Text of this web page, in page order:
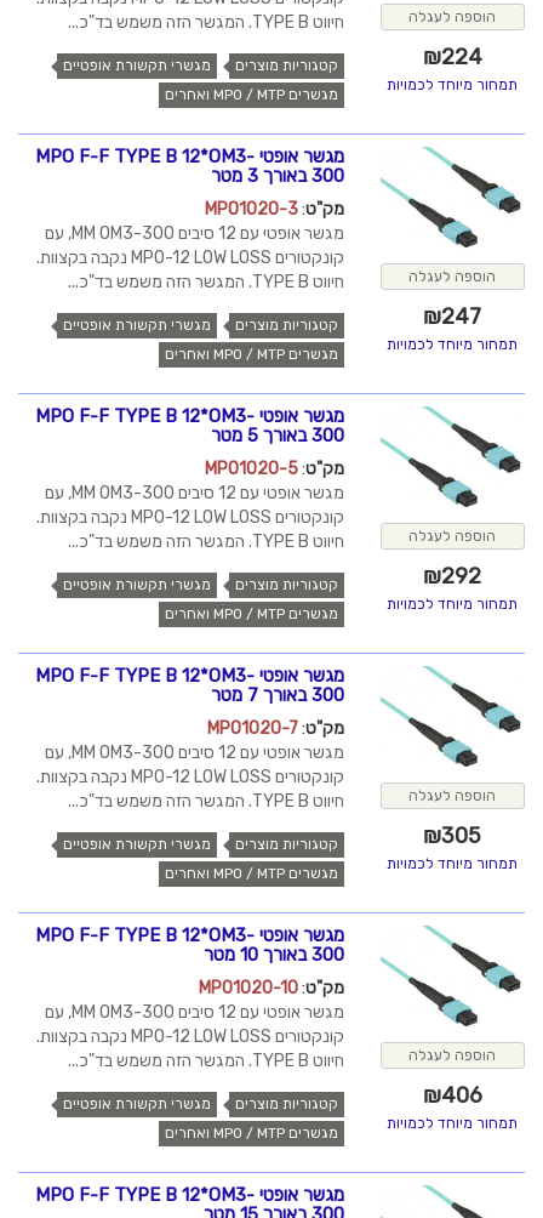
הוספה לעגלה
₪224
תמחור מיוחד לכמויות
חיווט TYPE B. המגשר הזה משמש בד"כ...
קטגוריות מוצרים
מגשרי תקשורת אופטיים
מגשרים MPO / MTP ואחרים
הוספה לעגלה
₪247
תמחור מיוחד לכמויות
מגשר אופטי MPO F-F TYPE B 12*OM3-
300 באורך 3 מטר
מק"ט:
MPO1020-3
מגשר אופטי עם 12 סיבים MM OM3-300, עם
קונקטורים MPO-12 LOW LOSS נקבה בקצוות.
חיווט TYPE B. המגשר הזה משמש בד"כ...
קטגוריות מוצרים
מגשרי תקשורת אופטיים
מגשרים MPO / MTP ואחרים
הוספה לעגלה
₪292
תמחור מיוחד לכמויות
מגשר אופטי MPO F-F TYPE B 12*OM3-
300 באורך 5 מטר
מק"ט:
MPO1020-5
מגשר אופטי עם 12 סיבים MM OM3-300, עם
קונקטורים MPO-12 LOW LOSS נקבה בקצוות.
חיווט TYPE B. המגשר הזה משמש בד"כ...
קטגוריות מוצרים
מגשרי תקשורת אופטיים
מגשרים MPO / MTP ואחרים
הוספה לעגלה
₪305
תמחור מיוחד לכמויות
מגשר אופטי MPO F-F TYPE B 12*OM3-
300 באורך 7 מטר
מק"ט:
MPO1020-7
מגשר אופטי עם 12 סיבים MM OM3-300, עם
קונקטורים MPO-12 LOW LOSS נקבה בקצוות.
חיווט TYPE B. המגשר הזה משמש בד"כ...
קטגוריות מוצרים
מגשרי תקשורת אופטיים
מגשרים MPO / MTP ואחרים
הוספה לעגלה
₪406
תמחור מיוחד לכמויות
מגשר אופטי MPO F-F TYPE B 12*OM3-
300 באורך 10 מטר
מק"ט:
MPO1020-10
מגשר אופטי עם 12 סיבים MM OM3-300, עם
קונקטורים MPO-12 LOW LOSS נקבה בקצוות.
חיווט TYPE B. המגשר הזה משמש בד"כ...
קטגוריות מוצרים
מגשרי תקשורת אופטיים
מגשרים MPO / MTP ואחרים
מגשר אופטי MPO F-F TYPE B 12*OM3-